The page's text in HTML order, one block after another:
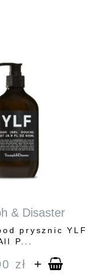
& Disaster
prysznic YLF
P...
zł +